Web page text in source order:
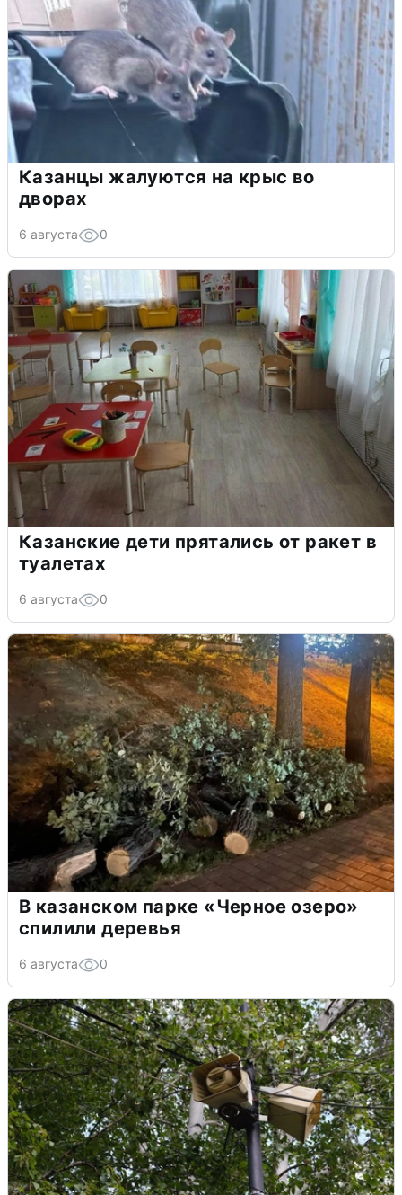
Казанцы жалуются на крыс во
дворах
6 августа 0
Казанские дети прятались от ракет в
туалетах
6 августа 0
В казанском парке «Черное озеро»
спилили деревья
6 августа 0